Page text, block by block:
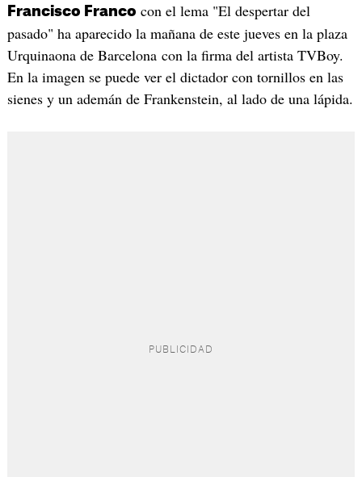
Francisco Franco con el lema "El despertar del
pasado" ha aparecido la mañana de este jueves en la plaza
Urquinaona de Barcelona con la firma del artista TVBoy.
En la imagen se puede ver el dictador con tornillos en las
sienes y un ademán de Frankenstein, al lado de una lápida.